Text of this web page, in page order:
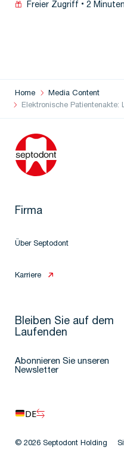
Freier Zugriff 2
Home
Media Content
Elektronische Patientenakte:
Firma
Über Septodont
Karriere
Bleiben Sie auf dem
Laufenden
Abonnieren Sie unseren
Newsletter
DE
© 2026 Septodont Holding